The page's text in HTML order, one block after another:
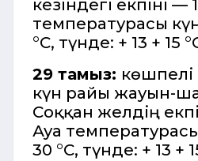
кезіндегі екпіні —
температурасы
°C, түнде: + 13 + 15
29 тамыз: көшпелі
күн райы жауын-
Соққан желдің
Ауа температурасы
30 °C, түнде: + 13 +